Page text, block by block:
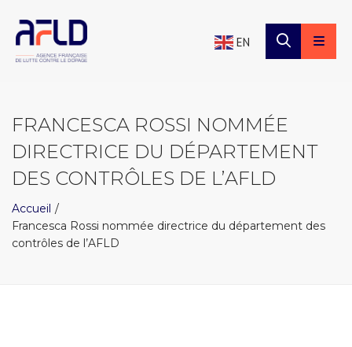
EN
FRANCESCA ROSSI NOMMÉE
DIRECTRICE DU DÉPARTEMENT
DES CONTRÔLES DE L’AFLD
Accueil
Francesca Rossi nommée directrice du département des
contrôles de l’AFLD